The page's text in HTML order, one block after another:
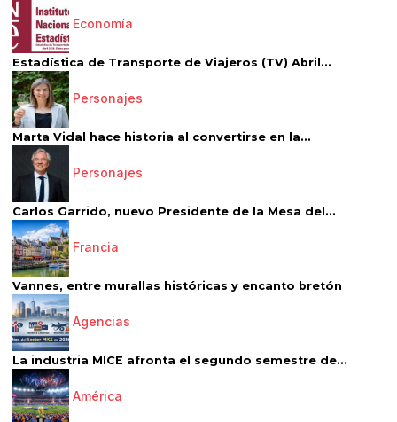
Economía
Estadística de Transporte de Viajeros (TV) Abril...
Personajes
Marta Vidal hace historia al convertirse en la...
Personajes
Carlos Garrido, nuevo Presidente de la Mesa del...
Francia
Vannes, entre murallas históricas y encanto bretón
Agencias
La industria MICE afronta el segundo semestre de...
América